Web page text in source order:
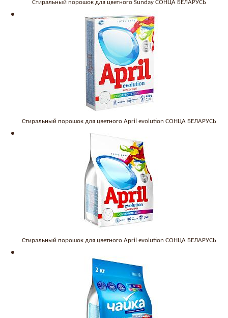
Стиральный порошок для цветного Sunday СОНЦА БЕЛАРУСЬ
Стиральный порошок для цветного April evolution СОНЦА БЕЛАРУСЬ
Стиральный порошок для цветного April evolution СОНЦА БЕЛАРУСЬ